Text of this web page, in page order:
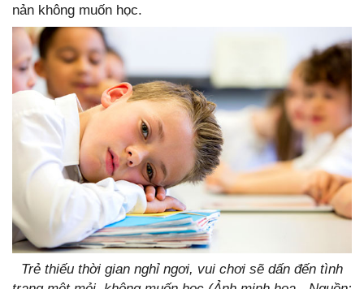
nản không muốn học.
Trẻ thiếu thời gian nghỉ ngơi, vui chơi sẽ dấn đến tình